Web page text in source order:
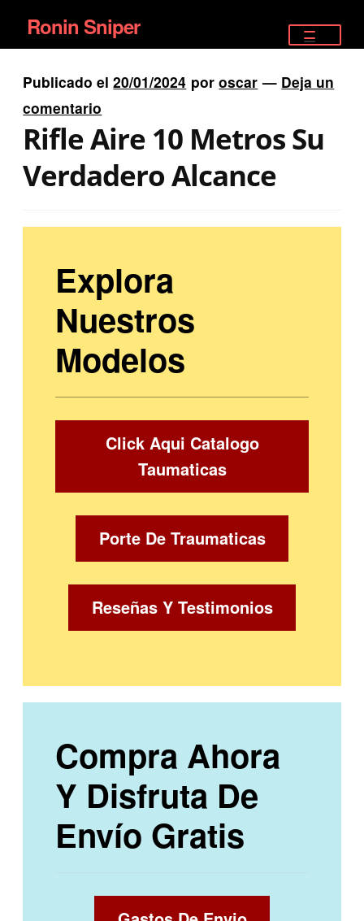
Ir
a
la
navegación
Ir
al
contenido
Ronin Sniper
PISTOLAS
RIFLES DEPORTIVOS
Publicado el20/01/2024 poroscar — Deja un
comentario
Rifle Aire 10 Metros Su
Verdadero Alcance
Explora
Nuestros
Modelos
Click Aqui Catalogo
Taumaticas
Porte De Traumaticas
Reseñas Y Testimonios
Compra Ahora
Y Disfruta De
Envío Gratis